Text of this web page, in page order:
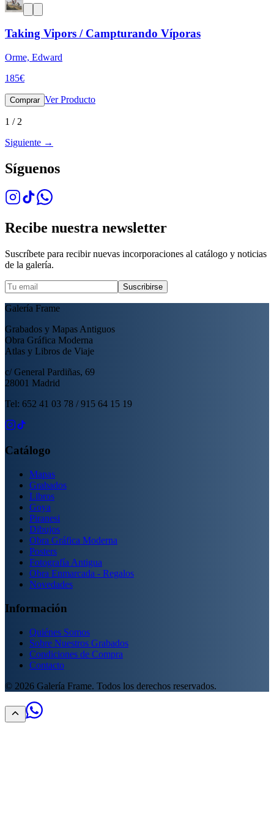
Taking Vipors / Campturando Víporas
Orme, Edward
185€
Comprar Ver Producto
1 / 2
Siguiente →
Síguenos
Recibe nuestra newsletter
Suscríbete para recibir nuevas incorporaciones al catálogo y noticias
de la galería.
Suscribirse
Galería Frame
Grabados y Mapas Antiguos
Obra Gráfica Moderna
Atlas y Libros de Viaje
c/ General Pardiñas, 69
28001 Madrid
Tel: 652 41 03 78 / 915 64 15 19
Catálogo
Mapas
Grabados
Libros
Goya
Piranesi
Dibujos
Obra Gráfica Moderna
Posters
Fotografía Antigua
Obra Enmarcada - Regalos
Novedades
Información
Quiénes Somos
Sobre Nuestros Grabados
Condiciones de Compra
Contacto
© 2026 Galería Frame. Todos los derechos reservados.